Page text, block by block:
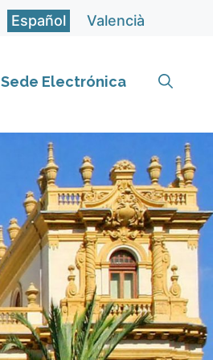
Español Valencià
Sede Electrónica